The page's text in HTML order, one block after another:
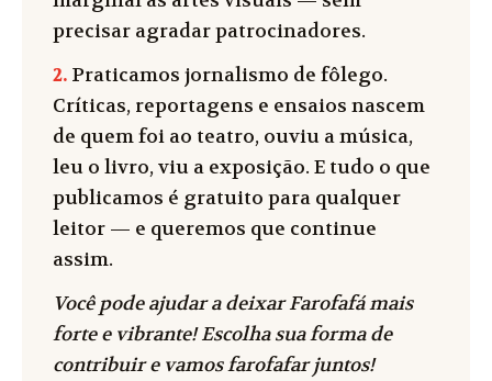
precisar agradar patrocinadores.
2. Praticamos jornalismo de fôlego.
Críticas, reportagens e ensaios nascem
de quem foi ao teatro, ouviu a música,
leu o livro, viu a exposição. E tudo o que
publicamos é gratuito para qualquer
leitor — e queremos que continue
assim.
Você pode ajudar a deixar Farofafá mais
forte e vibrante! Escolha sua forma de
contribuir e vamos farofafar juntos!